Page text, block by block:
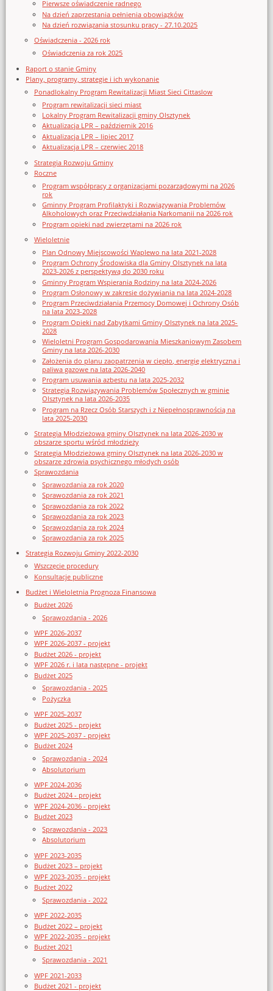
Pierwsze oświadczenie radnego
Na dzień zaprzestania pełnienia obowiązków
Na dzień rozwiązania stosunku pracy - 27.10.2025
Oświadczenia - 2026 rok
Oświadczenia za rok 2025
Raport o stanie Gminy
Plany, programy, strategie i ich wykonanie
Ponadlokalny Program Rewitalizacji Miast Sieci Cittaslow
Program rewitalizacji sieci miast
Lokalny Program Rewitalizacji gminy Olsztynek
Aktualizacja LPR – październik 2016
Aktualizacja LPR – lipiec 2017
Aktualizacja LPR – czerwiec 2018
Strategia Rozwoju Gminy
Roczne
Program współpracy z organizacjami pozarządowymi na 2026
rok
Gminny Program Profilaktyki i Rozwiązywania Problemów
Alkoholowych oraz Przeciwdziałania Narkomanii na 2026 rok
Program opieki nad zwierzętami na 2026 rok
Wieloletnie
Plan Odnowy Miejscowości Waplewo na lata 2021-2028
Program Ochrony Środowiska dla Gminy Olsztynek na lata
2023-2026 z perspektywą do 2030 roku
Gminny Program Wspierania Rodziny na lata 2024-2026
Program Osłonowy w zakresie dożywiania na lata 2024-2028
Program Przeciwdziałania Przemocy Domowej i Ochrony Osób
na lata 2023-2028
Program Opieki nad Zabytkami Gminy Olsztynek na lata 2025-
2028
Wieloletni Program Gospodarowania Mieszkaniowym Zasobem
Gminy na lata 2026-2030
Założenia do planu zaopatrzenia w ciepło, energię elektryczna i
paliwa gazowe na lata 2026-2040
Program usuwania azbestu na lata 2025-2032
Strategia Rozwiązywania Problemów Społecznych w gminie
Olsztynek na lata 2026-2035
Program na Rzecz Osób Starszych i z Niepełnosprawnością na
lata 2025-2030
Strategia Młodzieżowa gminy Olsztynek na lata 2026-2030 w
obszarze sportu wśród młodzieży
Strategia Młodzieżowa gminy Olsztynek na lata 2026-2030 w
obszarze zdrowia psychicznego młodych osób
Sprawozdania
Sprawozdania za rok 2020
Sprawozdania za rok 2021
Sprawozdania za rok 2022
Sprawozdania za rok 2023
Sprawozdania za rok 2024
Sprawozdania za rok 2025
Strategia Rozwoju Gminy 2022-2030
Wszczęcie procedury
Konsultacje publiczne
Budżet i Wieloletnia Prognoza Finansowa
Budżet 2026
Sprawozdania - 2026
WPF 2026-2037
WPF 2026-2037 - projekt
Budżet 2026 - projekt
WPF 2026 r. i lata następne - projekt
Budżet 2025
Sprawozdania - 2025
Pożyczka
WPF 2025-2037
Budżet 2025 - projekt
WPF 2025-2037 - projekt
Budżet 2024
Sprawozdania - 2024
Absolutorium
WPF 2024-2036
Budżet 2024 - projekt
WPF 2024-2036 - projekt
Budżet 2023
Sprawozdania - 2023
Absolutorium
WPF 2023-2035
Budżet 2023 – projekt
WPF 2023-2035 - projekt
Budżet 2022
Sprawozdania - 2022
WPF 2022-2035
Budżet 2022 – projekt
WPF 2022-2035 - projekt
Budżet 2021
Sprawozdania - 2021
WPF 2021-2033
Budżet 2021 - projekt